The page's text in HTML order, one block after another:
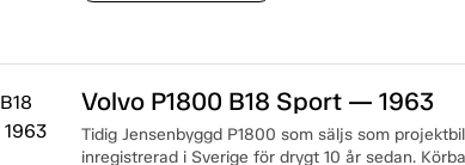
Volvo P1800 B18 Sport — 1963
Tidig Jensenbyggd P1800 som säljs som
inregistrerad i Sverige för drygt 10 år sedan.